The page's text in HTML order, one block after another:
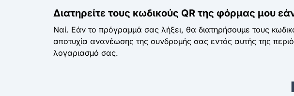
Διατηρείτε τους κωδικούς QR της φόρμας μου
Ναί. Εάν το πρόγραμμά σας λήξει, θα διατηρήσουμε τους
αποτυχία ανανέωσης της συνδρομής σας εντός αυτής της
λογαριασμό σας.